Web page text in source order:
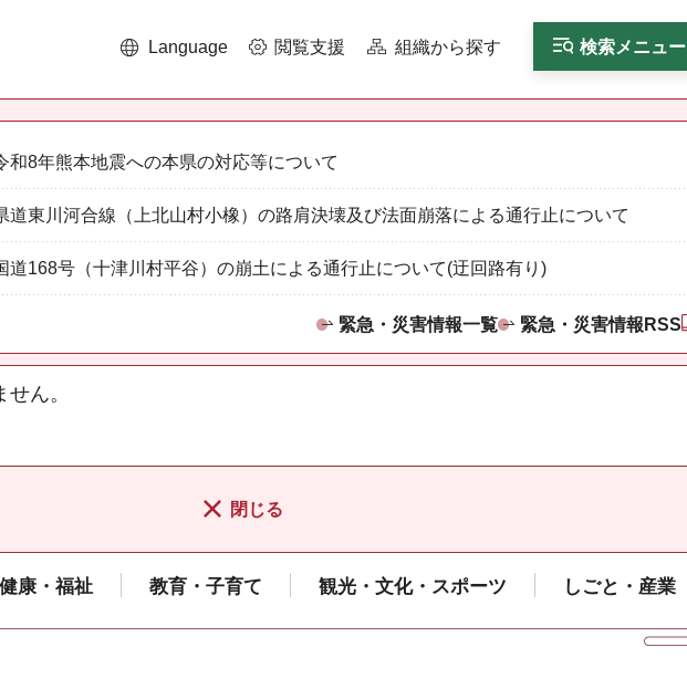
Language 閲覧支援 組織から探す 検索メニュー
和8年熊本地震への本県の対応等について
道東川河合線（上北山村小橡）の路肩決壊及び法面崩落による通行止について
道168号（十津川村平谷）の崩土による通行止について(迂回路有り)
緊急・災害情報一覧 緊急・災害情報RSS
ん。
閉じる
健康・福祉 教育・子育て 観光・文化・スポーツ しごと・産業